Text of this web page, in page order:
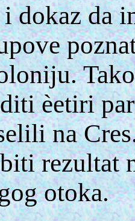
dokaz da
èetiri
na
rezultat
otoka.